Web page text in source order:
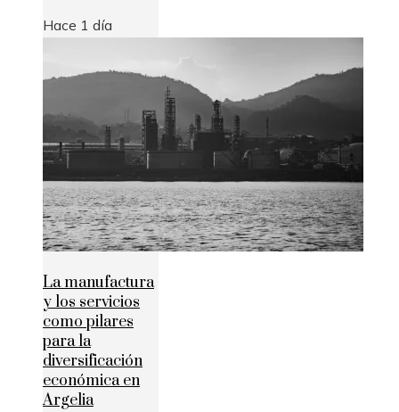
Hace 1 día
La manufactura
y los servicios
como pilares
para la
diversificación
económica en
Argelia